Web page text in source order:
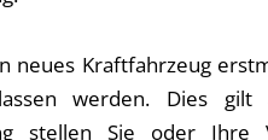
neues Kraftfahrzeug
werden. Dies
stellen Sie oder